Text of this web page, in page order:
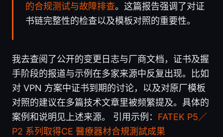
的合规测试与故障排查。这篇报告强调了对证
书链完整性的检查以及模板对照的重要性。
我去查阅了公开的变更日志与厂商文档，证书及握
手阶段的报道与示例在多家来源中反复出现。比如
对 VPN 方案中证书到期的讨论，以及对原厂模板
对照的建议在多篇技术文章里被频繁提及。具体的
案例和说明见上述来源。 引用示例： FATEK P5／
P2 系列取得CE 醫療器材合規測試成果